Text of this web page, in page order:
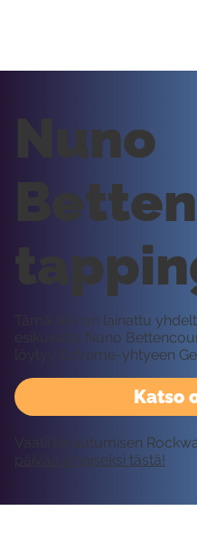
Katso
Nuno
Tämä likki on lainattu
esikuvalta Nuno
löytyy Extreme-yhtyeen
Vaatii kirjautumisen
päivää ilmaiseksi tästä!